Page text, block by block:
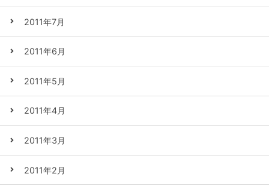
2011年7月
2011年6月
2011年5月
2011年4月
2011年3月
2011年2月